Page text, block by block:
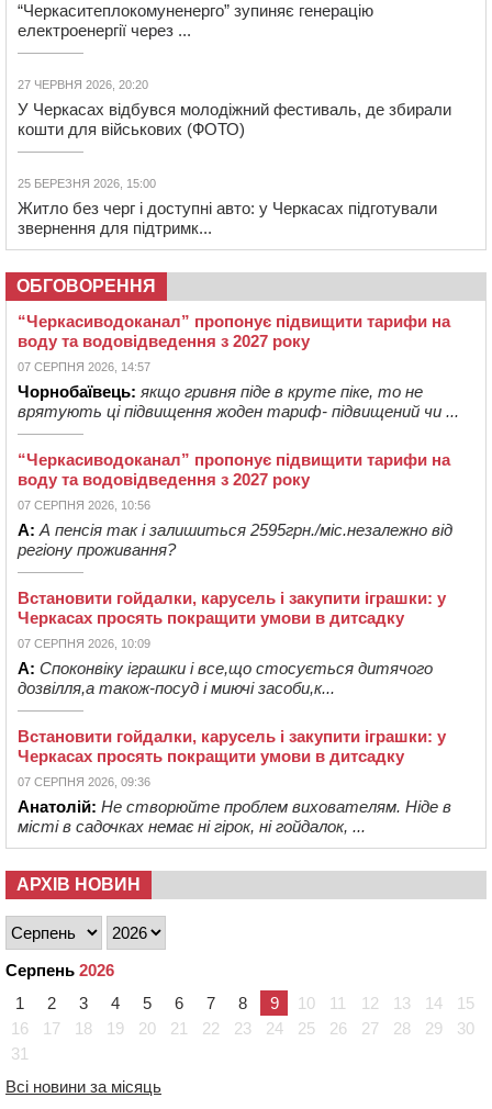
“Черкаситеплокомуненерго” зупиняє генерацію
електроенергії через ...
27 ЧЕРВНЯ 2026, 20:20
У Черкасах відбувся молодіжний фестиваль, де збирали
кошти для військових (ФОТО)
25 БЕРЕЗНЯ 2026, 15:00
Житло без черг і доступні авто: у Черкасах підготували
звернення для підтримк...
ОБГОВОРЕННЯ
“Черкасиводоканал” пропонує підвищити тарифи на
воду та водовідведення з 2027 року
07 СЕРПНЯ 2026, 14:57
Чорнобаївець: якщо гривня піде в круте піке, то не
врятують ці підвищення жоден тариф- підвищений чи ...
“Черкасиводоканал” пропонує підвищити тарифи на
воду та водовідведення з 2027 року
07 СЕРПНЯ 2026, 10:56
А: А пенсія так і залишиться 2595грн./міс.незалежно від
регіону проживання?
Встановити гойдалки, карусель і закупити іграшки: у
Черкасах просять покращити умови в дитсадку
07 СЕРПНЯ 2026, 10:09
А: Споконвіку іграшки і все,що стосується дитячого
дозвілля,а також-посуд і миючі засоби,к...
Встановити гойдалки, карусель і закупити іграшки: у
Черкасах просять покращити умови в дитсадку
07 СЕРПНЯ 2026, 09:36
Анатолій: Не створюйте проблем вихователям. Ніде в
місті в садочках немає ні гірок, ні гойдалок, ...
АРХІВ НОВИН
Серпень 2026
1
2 3 4 5 6 7 8 9 10 11 12 13 14
15
16
17 18 19 20 21 22 23 24 25 26 27 28 29
30
31
Всі новини за місяць